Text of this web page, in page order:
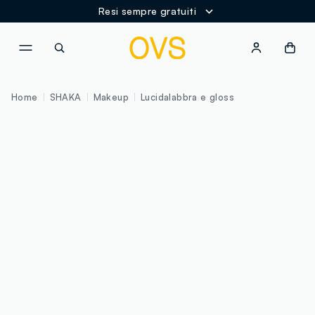
Resi sempre gratuiti
Home SHAKA Makeup Lucidalabbra e gloss